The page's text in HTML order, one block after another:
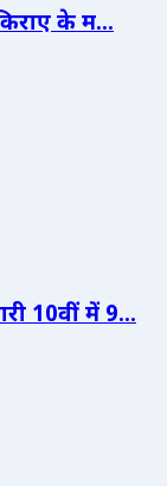
के म...
10वीं में 9...